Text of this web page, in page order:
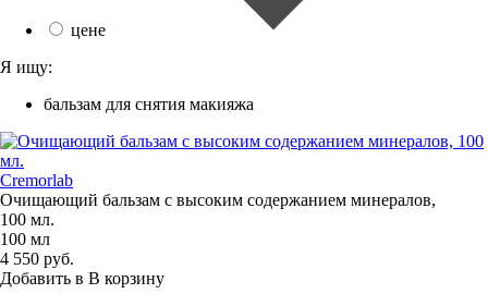
цене
Я ищу:
бальзам для снятия макияжа
Cremorlab
Очищающий бальзам с высоким содержанием минералов,
100 мл.
100 мл
4 550 руб.
Добавить в В корзину